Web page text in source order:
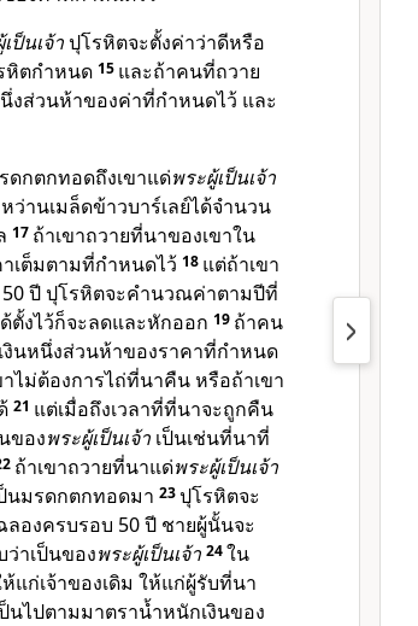
ป็นเจ้าปุโรหิตจะตั้งค่าว่าดีหรือ
หิตกำหนด 15 และถ้าคนที่ถวาย
งส่วนห้าของค่าที่กำหนดไว้ และ
ดกตกทอดถึงเขาแด่พระผู้เป็นเจ้า
านเมล็ดข้าวบาร์เลย์ได้จำนวน
17 ถ้าเขาถวายที่นาของเขาใน
เต็มตามที่กำหนดไว้ 18 แต่ถ้าเขา
ปี ปุโรหิตจะคำนวณค่าตามปีที่
ตั้งไว้ก็จะลดและหักออก 19 ถ้าคน
งินหนึ่งส่วนห้าของราคาที่กำหนด
าไม่ต้องการไถ่ที่นาคืน หรือถ้าเขา
21 แต่เมื่อถึงเวลาที่ที่นาจะถูกคืน
ของพระผู้เป็นเจ้า เป็นเช่นที่นาที่
ถ้าเขาถวายที่นาแด่พระผู้เป็นเจ้า
นมรดกตกทอดมา 23ปุโรหิตจะ
องครบรอบ 50 ปี ชายผู้นั้นจะ
าเป็นของพระผู้เป็นเจ้า 24ใน
แก่เจ้าของเดิม ให้แก่ผู้รับที่นา
นไปตามมาตราน้ำหนักเงินของ